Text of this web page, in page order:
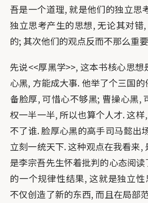
吾是一个道理, 就是他们的独立思
独立思考产生的思想, 无论其对错
的; 其次他们的观点反而不那么重
先说<<厚黑学>>, 这本书核心思
心黑, 方能成大事. 他举了个三国
备脸厚, 可惜心不够黑; 曹操心黑,
权一半一半, 所以也算个人才. 这
不了谁. 脸厚心黑的高手司马懿出
立刻一统天下. 这种观点在我看来,
是李宗吾先生怀着批判的心态阅
的一个规律性结果, 这就是独立
不仅创造了新的东西, 而且在局部